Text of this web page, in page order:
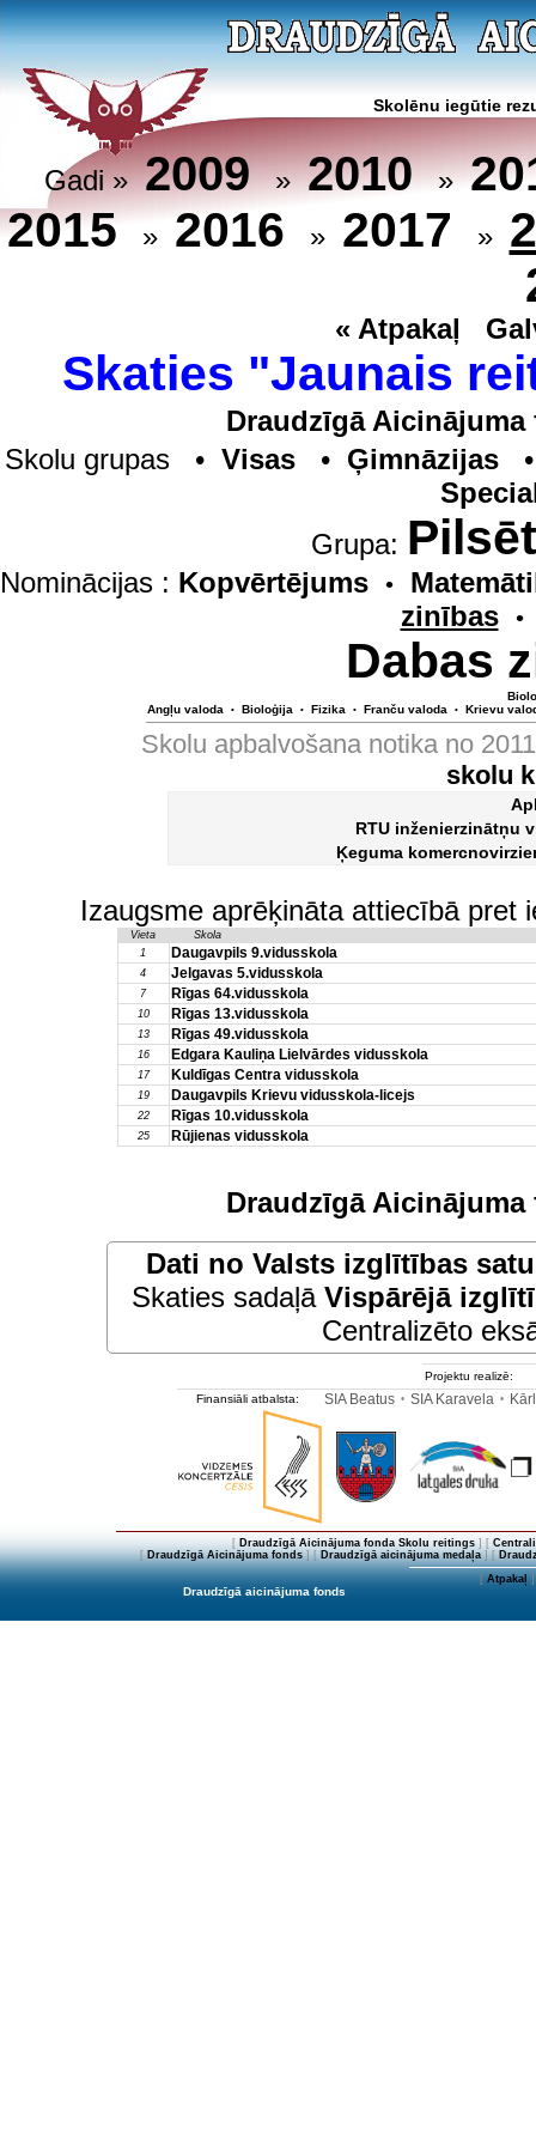
Skolēnu iegūtie
Gadi »2009»2010»
2015 » 2016 » 2017 »
« Atpakaļ
Skaties "Jaunais
Draudzīgā
Skolu grupas • Visas• Ģimnāzijas
Grupa:
Nominācijas : Kopvērtējums •
zinības
•
Dabas
Angļu valoda
• Bioloģija • Fizika • Franču valoda • Krievu
Skolu apbalvošana notika no
skolu
RTU inženierzinātņu
Ķeguma
Izaugsme aprēķināta attiecībā pret
Vieta
Skola
1
Daugavpils 9.vidusskola
4 Jelgavas 5.vidusskola
7 Rīgas 64.vidusskola
10 Rīgas 13.vidusskola
13 Rīgas 49.vidusskola
16 Edgara Kauliņa Lielvārdes vidusskola
17 Kuldīgas Centra vidusskola
19 Daugavpils Krievu vidusskola-licejs
22 Rīgas 10.vidusskola
25 Rūjienas vidusskola
Draudzīgā
Dati no Valsts izglītības
Skaties sadaļā Vispārējā
Centralizēto
Projektu realizē:
Finansiāli atbalsta:
SIA Beatus • SIA Karavela •
[ Draudzīgā Aicinājuma fonda Skolu reitings] [
[Draudzīgā Aicinājuma fonds] [Draudzīgā aicinājuma medaļa] [
[Atpakaļ]
Draudzīgā aicinājuma fonds